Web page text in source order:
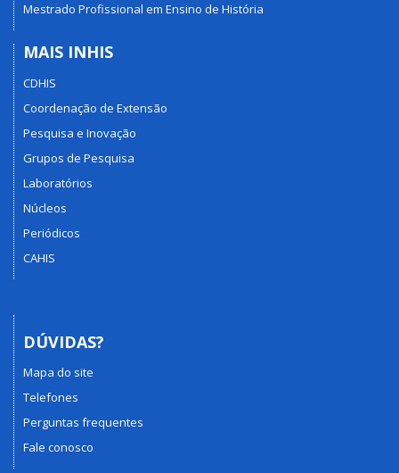
Mestrado Profissional em Ensino de História
MAIS INHIS
CDHIS
Coordenação de Extensão
Pesquisa e Inovação
Grupos de Pesquisa
Laboratórios
Núcleos
Periódicos
CAHIS
DÚVIDAS?
Mapa do site
Telefones
Perguntas frequentes
Fale conosco